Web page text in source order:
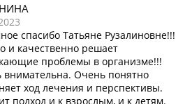
спасибо Татьяне Рузалиновне!!!
и качественно решает
проблемы в организме!!!
Очень понятно
ход лечения и перспективы.
подход и к взрослым, и к детям.